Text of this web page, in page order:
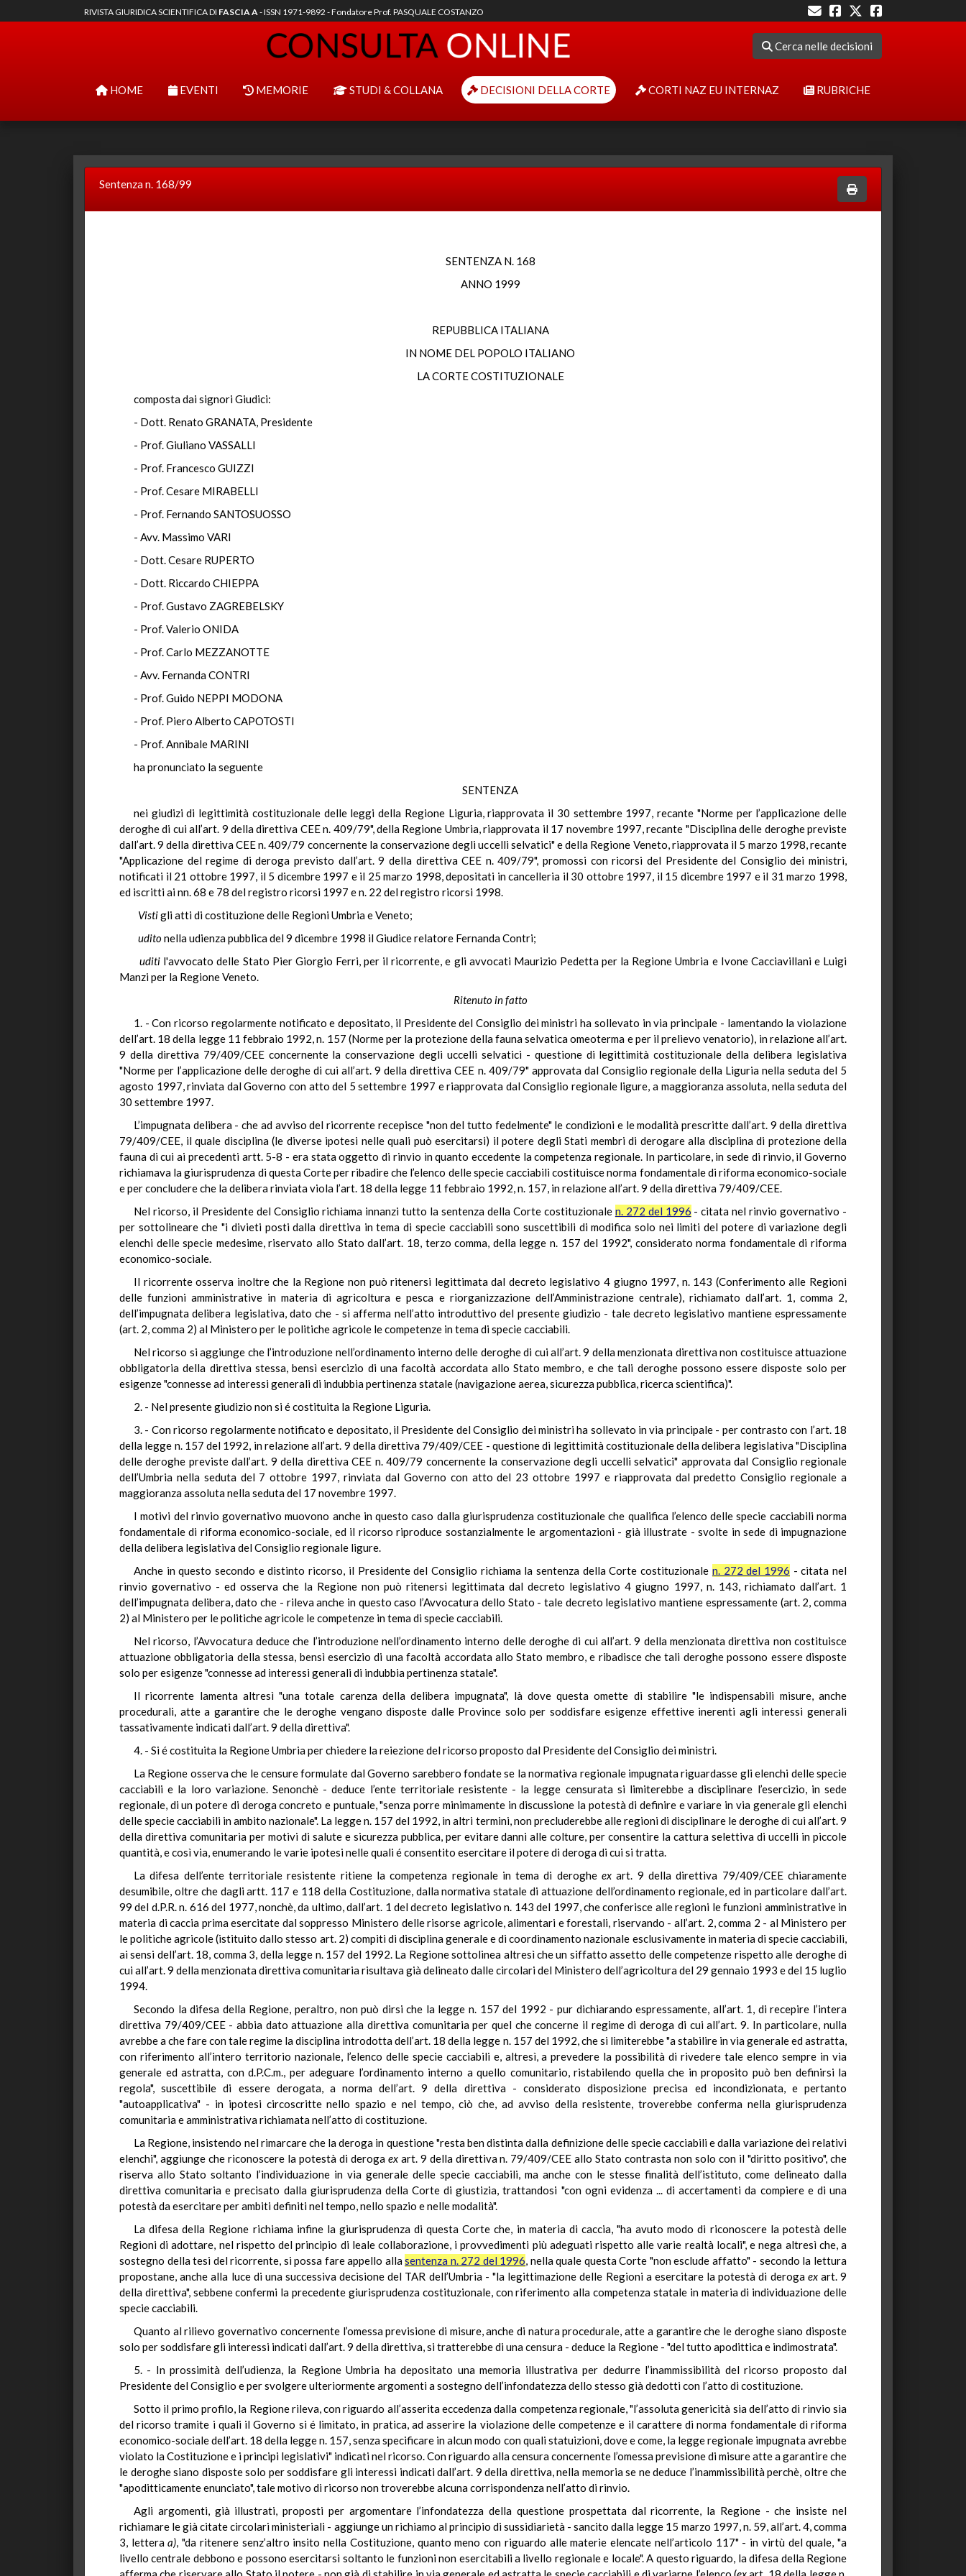
RIVISTA GIURIDICA SCIENTIFICA DI FASCIA A- ISSN 1971-9892 - Fondatore Prof. PASQUALE COSTANZO
Cerca nelle decisioni
HOME EVENTI MEMORIE STUDI & COLLANA DECISIONI DELLA CORTE CORTI NAZ EU INTERNAZ RUBRICHE
Sentenza n. 168/99
SENTENZA N. 168
ANNO 1999
REPUBBLICA ITALIANA
IN NOME DEL POPOLO ITALIANO
LA CORTE COSTITUZIONALE
composta dai signori Giudici:
- Dott. Renato GRANATA, Presidente
- Prof. Giuliano VASSALLI
- Prof. Francesco GUIZZI
- Prof. Cesare MIRABELLI
- Prof. Fernando SANTOSUOSSO
- Avv. Massimo VARI
- Dott. Cesare RUPERTO
- Dott. Riccardo CHIEPPA
- Prof. Gustavo ZAGREBELSKY
- Prof. Valerio ONIDA
- Prof. Carlo MEZZANOTTE
- Avv. Fernanda CONTRI
- Prof. Guido NEPPI MODONA
- Prof. Piero Alberto CAPOTOSTI
- Prof. Annibale MARINI
ha pronunciato la seguente
SENTENZA
nei giudizi di legittimità costituzionale delle leggi della Regione Liguria, riapprovata il 30 settembre 1997, recante "Norme per l’applicazione delle
deroghe di cui all’art. 9 della direttiva CEE n. 409/79", della Regione Umbria, riapprovata il 17 novembre 1997, recante "Disciplina delle deroghe previste
dall’art. 9 della direttiva CEE n. 409/79 concernente la conservazione degli uccelli selvatici" e della Regione Veneto, riapprovata il 5 marzo 1998, recante
"Applicazione del regime di deroga previsto dall’art. 9 della direttiva CEE n. 409/79", promossi con ricorsi del Presidente del Consiglio dei ministri,
notificati il 21 ottobre 1997, il 5 dicembre 1997 e il 25 marzo 1998, depositati in cancelleria il 30 ottobre 1997, il 15 dicembre 1997 e il 31 marzo 1998,
ed iscritti ai nn. 68 e 78 del registro ricorsi 1997 e n. 22 del registro ricorsi 1998.
Vistigli atti di costituzione delle Regioni Umbria e Veneto;
uditonella udienza pubblica del 9 dicembre 1998 il Giudice relatore Fernanda Contri;
uditi l'avvocato delle Stato Pier Giorgio Ferri, per il ricorrente, e gli avvocati Maurizio Pedetta per la Regione Umbria e Ivone Cacciavillani e Luigi
Manzi per la Regione Veneto.
Ritenuto in fatto
1. - Con ricorso regolarmente notificato e depositato, il Presidente del Consiglio dei ministri ha sollevato in via principale - lamentando la violazione
dell’art. 18 della legge 11 febbraio 1992, n. 157 (Norme per la protezione della fauna selvatica omeoterma e per il prelievo venatorio), in relazione all’art.
9 della direttiva 79/409/CEE concernente la conservazione degli uccelli selvatici - questione di legittimità costituzionale della delibera legislativa
"Norme per l’applicazione delle deroghe di cui all’art. 9 della direttiva CEE n. 409/79" approvata dal Consiglio regionale della Liguria nella seduta del 5
agosto 1997, rinviata dal Governo con atto del 5 settembre 1997 e riapprovata dal Consiglio regionale ligure, a maggioranza assoluta, nella seduta del
30 settembre 1997.
L’impugnata delibera - che ad avviso del ricorrente recepisce "non del tutto fedelmente" le condizioni e le modalità prescritte dall’art. 9 della direttiva
79/409/CEE, il quale disciplina (le diverse ipotesi nelle quali può esercitarsi) il potere degli Stati membri di derogare alla disciplina di protezione della
fauna di cui ai precedenti artt. 5-8 - era stata oggetto di rinvio in quanto eccedente la competenza regionale. In particolare, in sede di rinvio, il Governo
richiamava la giurisprudenza di questa Corte per ribadire che l’elenco delle specie cacciabili costituisce norma fondamentale di riforma economico-sociale
e per concludere che la delibera rinviata viola l’art. 18 della legge 11 febbraio 1992, n. 157, in relazione all’art. 9 della direttiva 79/409/CEE.
Nel ricorso, il Presidente del Consiglio richiama innanzi tutto la sentenza della Corte costituzionale n. 272 del 1996 - citata nel rinvio governativo -
per sottolineare che "i divieti posti dalla direttiva in tema di specie cacciabili sono suscettibili di modifica solo nei limiti del potere di variazione degli
elenchi delle specie medesime, riservato allo Stato dall’art. 18, terzo comma, della legge n. 157 del 1992", considerato norma fondamentale di riforma
economico-sociale.
Il ricorrente osserva inoltre che la Regione non può ritenersi legittimata dal decreto legislativo 4 giugno 1997, n. 143 (Conferimento alle Regioni
delle funzioni amministrative in materia di agricoltura e pesca e riorganizzazione dell’Amministrazione centrale), richiamato dall’art. 1, comma 2,
dell’impugnata delibera legislativa, dato che - si afferma nell’atto introduttivo del presente giudizio - tale decreto legislativo mantiene espressamente
(art. 2, comma 2) al Ministero per le politiche agricole le competenze in tema di specie cacciabili.
Nel ricorso si aggiunge che l’introduzione nell’ordinamento interno delle deroghe di cui all’art. 9 della menzionata direttiva non costituisce attuazione
obbligatoria della direttiva stessa, bensì esercizio di una facoltà accordata allo Stato membro, e che tali deroghe possono essere disposte solo per
esigenze "connesse ad interessi generali di indubbia pertinenza statale (navigazione aerea, sicurezza pubblica, ricerca scientifica)".
2. - Nel presente giudizio non si é costituita la Regione Liguria.
3. - Con ricorso regolarmente notificato e depositato, il Presidente del Consiglio dei ministri ha sollevato in via principale - per contrasto con l’art. 18
della legge n. 157 del 1992, in relazione all’art. 9 della direttiva 79/409/CEE - questione di legittimità costituzionale della delibera legislativa "Disciplina
delle deroghe previste dall’art. 9 della direttiva CEE n. 409/79 concernente la conservazione degli uccelli selvatici" approvata dal Consiglio regionale
dell’Umbria nella seduta del 7 ottobre 1997, rinviata dal Governo con atto del 23 ottobre 1997 e riapprovata dal predetto Consiglio regionale a
maggioranza assoluta nella seduta del 17 novembre 1997.
I motivi del rinvio governativo muovono anche in questo caso dalla giurisprudenza costituzionale che qualifica l’elenco delle specie cacciabili norma
fondamentale di riforma economico-sociale, ed il ricorso riproduce sostanzialmente le argomentazioni - già illustrate - svolte in sede di impugnazione
della delibera legislativa del Consiglio regionale ligure.
Anche in questo secondo e distinto ricorso, il Presidente del Consiglio richiama la sentenza della Corte costituzionale n. 272 del 1996 - citata nel
rinvio governativo - ed osserva che la Regione non può ritenersi legittimata dal decreto legislativo 4 giugno 1997, n. 143, richiamato dall’art. 1
dell’impugnata delibera, dato che - rileva anche in questo caso l’Avvocatura dello Stato - tale decreto legislativo mantiene espressamente (art. 2, comma
2) al Ministero per le politiche agricole le competenze in tema di specie cacciabili.
Nel ricorso, l’Avvocatura deduce che l’introduzione nell’ordinamento interno delle deroghe di cui all’art. 9 della menzionata direttiva non costituisce
attuazione obbligatoria della stessa, bensì esercizio di una facoltà accordata allo Stato membro, e ribadisce che tali deroghe possono essere disposte
solo per esigenze "connesse ad interessi generali di indubbia pertinenza statale".
Il ricorrente lamenta altresì "una totale carenza della delibera impugnata", là dove questa omette di stabilire "le indispensabili misure, anche
procedurali, atte a garantire che le deroghe vengano disposte dalle Province solo per soddisfare esigenze effettive inerenti agli interessi generali
tassativamente indicati dall’art. 9 della direttiva".
4. - Si é costituita la Regione Umbria per chiedere la reiezione del ricorso proposto dal Presidente del Consiglio dei ministri.
La Regione osserva che le censure formulate dal Governo sarebbero fondate se la normativa regionale impugnata riguardasse gli elenchi delle specie
cacciabili e la loro variazione. Senonchè - deduce l’ente territoriale resistente - la legge censurata si limiterebbe a disciplinare l’esercizio, in sede
regionale, di un potere di deroga concreto e puntuale, "senza porre minimamente in discussione la potestà di definire e variare in via generale gli elenchi
delle specie cacciabili in ambito nazionale". La legge n. 157 del 1992, in altri termini, non precluderebbe alle regioni di disciplinare le deroghe di cui all’art. 9
della direttiva comunitaria per motivi di salute e sicurezza pubblica, per evitare danni alle colture, per consentire la cattura selettiva di uccelli in piccole
quantità, e così via, enumerando le varie ipotesi nelle quali é consentito esercitare il potere di deroga di cui si tratta.
La difesa dell’ente territoriale resistente ritiene la competenza regionale in tema di derogheex art. 9 della direttiva 79/409/CEE chiaramente
desumibile, oltre che dagli artt. 117 e 118 della Costituzione, dalla normativa statale di attuazione dell’ordinamento regionale, ed in particolare dall’art.
99 del d.P.R. n. 616 del 1977, nonchè, da ultimo, dall’art. 1 del decreto legislativo n. 143 del 1997, che conferisce alle regioni le funzioni amministrative in
materia di caccia prima esercitate dal soppresso Ministero delle risorse agricole, alimentari e forestali, riservando - all’art. 2, comma 2 - al Ministero per
le politiche agricole (istituito dallo stesso art. 2) compiti di disciplina generale e di coordinamento nazionale esclusivamente in materia di specie cacciabili,
ai sensi dell’art. 18, comma 3, della legge n. 157 del 1992. La Regione sottolinea altresì che un siffatto assetto delle competenze rispetto alle deroghe di
cui all’art. 9 della menzionata direttiva comunitaria risultava già delineato dalle circolari del Ministero dell’agricoltura del 29 gennaio 1993 e del 15 luglio
1994.
Secondo la difesa della Regione, peraltro, non può dirsi che la legge n. 157 del 1992 - pur dichiarando espressamente, all’art. 1, di recepire l’intera
direttiva 79/409/CEE - abbia dato attuazione alla direttiva comunitaria per quel che concerne il regime di deroga di cui all’art. 9. In particolare, nulla
avrebbe a che fare con tale regime la disciplina introdotta dell’art. 18 della legge n. 157 del 1992, che si limiterebbe "a stabilire in via generale ed astratta,
con riferimento all’intero territorio nazionale, l’elenco delle specie cacciabili e, altresì, a prevedere la possibilità di rivedere tale elenco sempre in via
generale ed astratta, con d.P.C.m., per adeguare l’ordinamento interno a quello comunitario, ristabilendo quella che in proposito può ben definirsi la
regola", suscettibile di essere derogata, a norma dell’art. 9 della direttiva - considerato disposizione precisa ed incondizionata, e pertanto
"autoapplicativa" - in ipotesi circoscritte nello spazio e nel tempo, ciò che, ad avviso della resistente, troverebbe conferma nella giurisprudenza
comunitaria e amministrativa richiamata nell’atto di costituzione.
La Regione, insistendo nel rimarcare che la deroga in questione "resta ben distinta dalla definizione delle specie cacciabili e dalla variazione dei relativi
elenchi", aggiunge che riconoscere la potestà di deroga exart. 9 della direttiva n. 79/409/CEE allo Stato contrasta non solo con il "diritto positivo", che
riserva allo Stato soltanto l’individuazione in via generale delle specie cacciabili, ma anche con le stesse finalità dell’istituto, come delineato dalla
direttiva comunitaria e precisato dalla giurisprudenza della Corte di giustizia, trattandosi "con ogni evidenza ... di accertamenti da compiere e di una
potestà da esercitare per ambiti definiti nel tempo, nello spazio e nelle modalità".
La difesa della Regione richiama infine la giurisprudenza di questa Corte che, in materia di caccia, "ha avuto modo di riconoscere la potestà delle
Regioni di adottare, nel rispetto del principio di leale collaborazione, i provvedimenti più adeguati rispetto alle varie realtà locali", e nega altresì che, a
sostegno della tesi del ricorrente, si possa fare appello allasentenza n. 272 del 1996, nella quale questa Corte "non esclude affatto" - secondo la lettura
propostane, anche alla luce di una successiva decisione del TAR dell’Umbria - "la legittimazione delle Regioni a esercitare la potestà di deroga exart. 9
della direttiva", sebbene confermi la precedente giurisprudenza costituzionale, con riferimento alla competenza statale in materia di individuazione delle
specie cacciabili.
Quanto al rilievo governativo concernente l’omessa previsione di misure, anche di natura procedurale, atte a garantire che le deroghe siano disposte
solo per soddisfare gli interessi indicati dall’art. 9 della direttiva, si tratterebbe di una censura - deduce la Regione - "del tutto apodittica e indimostrata".
5. - In prossimità dell’udienza, la Regione Umbria ha depositato una memoria illustrativa per dedurre l’inammissibilità del ricorso proposto dal
Presidente del Consiglio e per svolgere ulteriormente argomenti a sostegno dell’infondatezza dello stesso già dedotti con l’atto di costituzione.
Sotto il primo profilo, la Regione rileva, con riguardo all’asserita eccedenza dalla competenza regionale, "l’assoluta genericità sia dell’atto di rinvio sia
del ricorso tramite i quali il Governo si é limitato, in pratica, ad asserire la violazione delle competenze e il carattere di norma fondamentale di riforma
economico-sociale dell’art. 18 della legge n. 157, senza specificare in alcun modo con quali statuizioni, dove e come, la legge regionale impugnata avrebbe
violato la Costituzione e i principi legislativi" indicati nel ricorso. Con riguardo alla censura concernente l’omessa previsione di misure atte a garantire che
le deroghe siano disposte solo per soddisfare gli interessi indicati dall’art. 9 della direttiva, nella memoria se ne deduce l’inammissibilità perchè, oltre che
"apoditticamente enunciato", tale motivo di ricorso non troverebbe alcuna corrispondenza nell’atto di rinvio.
Agli argomenti, già illustrati, proposti per argomentare l’infondatezza della questione prospettata dal ricorrente, la Regione - che insiste nel
richiamare le già citate circolari ministeriali - aggiunge un richiamo al principio di sussidiarietà - sancito dalla legge 15 marzo 1997, n. 59, all’art. 4, comma
3, letteraa), "da ritenere senz’altro insito nella Costituzione, quanto meno con riguardo alle materie elencate nell’articolo 117" - in virtù del quale, "a
livello centrale debbono e possono esercitarsi soltanto le funzioni non esercitabili a livello regionale e locale". A questo riguardo, la difesa della Regione